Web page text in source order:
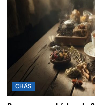
CHÁS